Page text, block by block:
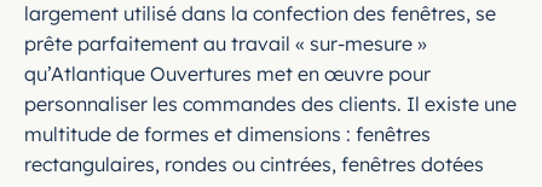
largement utilisé dans la confection des fenêtres, se
prête parfaitement au travail « sur-mesure »
qu’Atlantique Ouvertures met en œuvre pour
personnaliser les commandes des clients. Il existe une
multitude de formes et dimensions : fenêtres
rectangulaires, rondes ou cintrées, fenêtres dotées